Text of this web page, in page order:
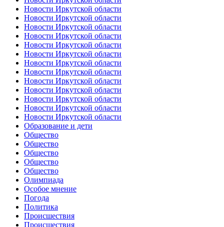
Новости Иркутской области
Новости Иркутской области
Новости Иркутской области
Новости Иркутской области
Новости Иркутской области
Новости Иркутской области
Новости Иркутской области
Новости Иркутской области
Новости Иркутской области
Новости Иркутской области
Новости Иркутской области
Новости Иркутской области
Новости Иркутской области
Образование и дети
Общество
Общество
Общество
Общество
Общество
Олимпиада
Особое мнение
Погода
Политика
Происшествия
Происшествия